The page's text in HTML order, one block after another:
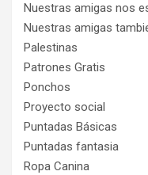
Nuestras amigas nos
Nuestras amigas
Palestinas
Patrones Gratis
Ponchos
Proyecto social
Puntadas Básicas
Puntadas fantasia
Ropa Canina